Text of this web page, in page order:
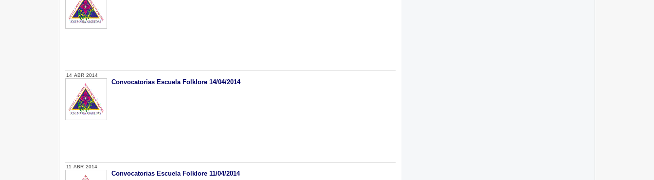
14 ABR 2014
Convocatorias Escuela Folklore 14/04/2014
11 ABR 2014
Convocatorias Escuela Folklore 11/04/2014